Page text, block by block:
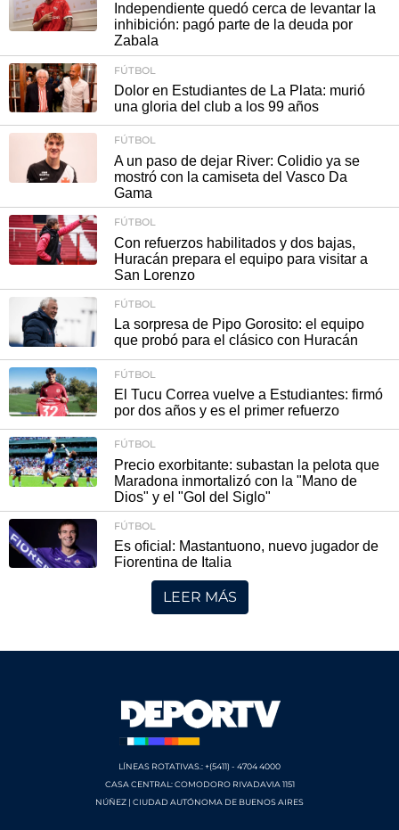
Independiente quedó cerca de levantar la
inhibición: pagó parte de la deuda por
Zabala
FÚTBOL
Dolor en Estudiantes de La Plata: murió
una gloria del club a los 99 años
FÚTBOL
A un paso de dejar River: Colidio ya se
mostró con la camiseta del Vasco Da
Gama
FÚTBOL
Con refuerzos habilitados y dos bajas,
Huracán prepara el equipo para visitar a
San Lorenzo
FÚTBOL
La sorpresa de Pipo Gorosito: el equipo
que probó para el clásico con Huracán
FÚTBOL
El Tucu Correa vuelve a Estudiantes: firmó
por dos años y es el primer refuerzo
FÚTBOL
Precio exorbitante: subastan la pelota que
Maradona inmortalizó con la "Mano de
Dios" y el "Gol del Siglo"
FÚTBOL
Es oficial: Mastantuono, nuevo jugador de
Fiorentina de Italia
LEER MÁS
LÍNEAS ROTATIVAS.: +(5411) - 4704 4000
CASA CENTRAL: COMODORO RIVADAVIA 1151
NÚÑEZ | CIUDAD AUTÓNOMA DE BUENOS AIRES